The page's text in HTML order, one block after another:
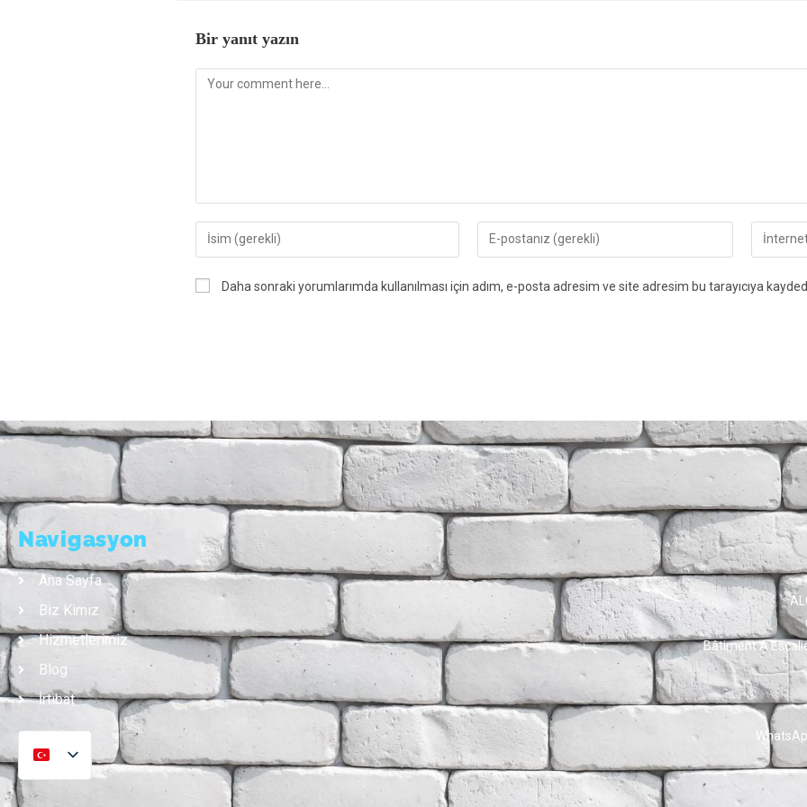
Bir yanıt yazın
Daha sonraki yorumlarımda kullanılması için adım, e-posta adresim ve site adresim bu tarayıcıya
Navigasyon
Ana Sayfa
Biz Kimiz
Hizmetlerimiz
Blog
İrtibat
Bâtiment A